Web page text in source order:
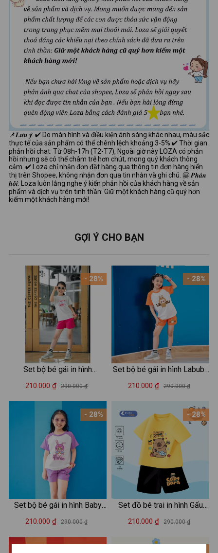
📌𝑳𝒖̛𝒖 𝒚́: ✔ Do màn hình và điều kiện ánh sáng khác nhau, màu sắc
thực tế của sản phẩm có thể chênh lệch khoảng 3-5% ✔ Thời gian
phản hồi chat: Từ 08h-17h (T2-T7), Ngoài giờ này LOZA có phản
hồi nhưng sẽ có thể châm trễ hơn chút, mong quý khách thông
cảm. ✔ Loza chỉ nhận đơn đặt hàng qua thông tin đơn hàng hiển
thị trên Shopee, không nhận đơn qua tin nhắn và ghi chú. 🤗 𝑷𝒉𝒂̉𝒏
𝒉𝒐̂̀𝒊: Loza luôn lắng nghe ý kiến phản hồi của khách hàng về sản
phẩm và dịch vụ trên tinh thần: Giữ một khách hàng cũ quý hơn
kiếm một khách hàng mới!
GỢI Ý CHO BẠN
- 28%
Set bộ bé gái in hình
MSICROW - Loza Kids SB33
210.000 ₫ 290.000 ₫
- 28%
Set bộ bé gái in hình Baby
Three - Loza Kids BD030
210.000 ₫ 290.000 ₫
- 28%
Set bộ bé gái in hình Labubu
- Loza Kids FB105
210.000 ₫ 290.000 ₫
- 28%
Set đồ bé trai in hình Gấu
Capybara - Loza Kids SB224
210.000 ₫ 290.000 ₫